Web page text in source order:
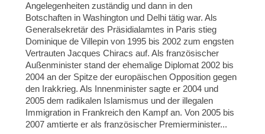
Angelegenheiten zuständig und dann in den
Botschaften in Washington und Delhi tätig war. Als
Generalsekretär des Präsidialamtes in Paris stieg
Dominique de Villepin von 1995 bis 2002 zum engsten
Vertrauten Jacques Chiracs auf. Als französischer
Außenminister stand der ehemalige Diplomat 2002 bis
2004 an der Spitze der europäischen Opposition gegen
den Irakkrieg. Als Innenminister sagte er 2004 und
2005 dem radikalen Islamismus und der illegalen
Immigration in Frankreich den Kampf an. Von 2005 bis
2007 amtierte er als französischer Premierminister...